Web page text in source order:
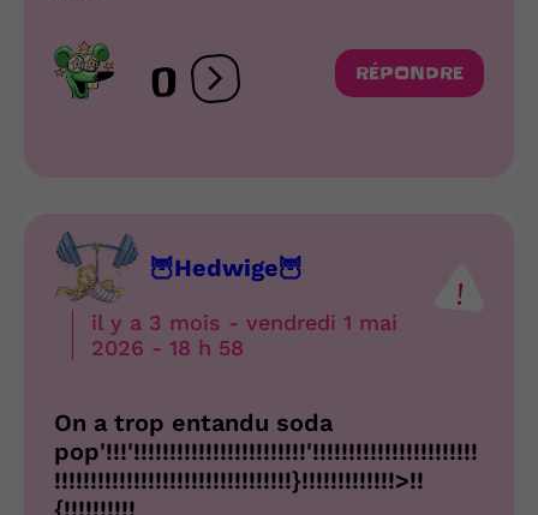
0 Ouvrir les réactions
RÉPONDRE
🦉Hedwige🦉
il y a 3 mois - vendredi 1 mai
2026 - 18 h 58
On a trop entandu soda
pop'!!!'!!!!!!!!!!!!!!!!!!!!!!!!'!!!!!!!!!!!!!!!!!!!!!!!
!!!!!!!!!!!!!!!!!!!!!!!!!!!!!!!!!}!!!!!!!!!!!!!>!!
{!!!!!!!!!!